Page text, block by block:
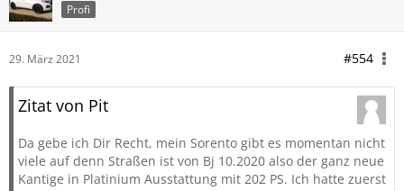
Profi
29. März 2021 #554
Zitat von Pit
Da gebe ich Dir Recht, mein Sorento gibt es momentan nicht
viele auf denn Straßen ist von Bj 10.2020 also der ganz neue
Kantige in Platinium Ausstattung mit 202 PS. Ich hatte zuerst